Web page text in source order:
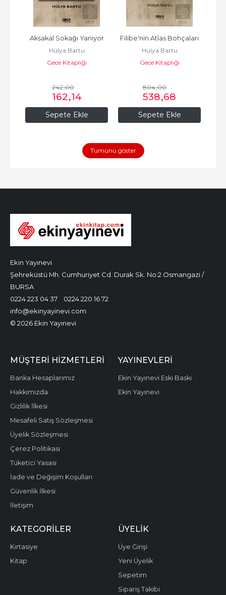
Sepete Ekle
Aksakal Sokağı Yanıyor
Hülya Bartu
Gece Kitaplığı
242,00
162,14
Sepete Ekle
Filibe'nin Atlas Bohçaları
Hülya Bartu
Gece Kitaplığı
804,00
538,68
Tümünü göster
Ekin Yayınevi
Şehreküstü Mh. Cumhuriyet Cd. Durak Sk. No:2 Osmangazi /
BURSA
0224 223 04 37
0224 220 16 72
info@ekinyayinevi.com
© 2026 Ekin Yayınevi
MÜŞTERI HIZMETLERI
Banka Hesaplarımız
Hakkımızda
Gizlilik İlkesi
Mesafeli Satış Sözleşmesi
Üyelik Sözleşmesi
Çerez Politikası
Tüketici Yasası
İade ve Değişim Koşulları
Güvenlik İlkesi
İletişim
YAYINEVLERI
Ekin Yayınevi Eski Baskı
Ekin Yayınevi
KATEGORILER
Kırtasiye
Kitap
ÜYELIK
Üye Girişi
Yeni Üyelik
Sepetim
Sipariş Takibi